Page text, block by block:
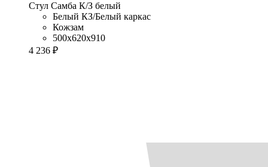
Стул Самба К/З белый
Белый КЗ/Белый каркас
Кожзам
500x620x910
4 236 ₽